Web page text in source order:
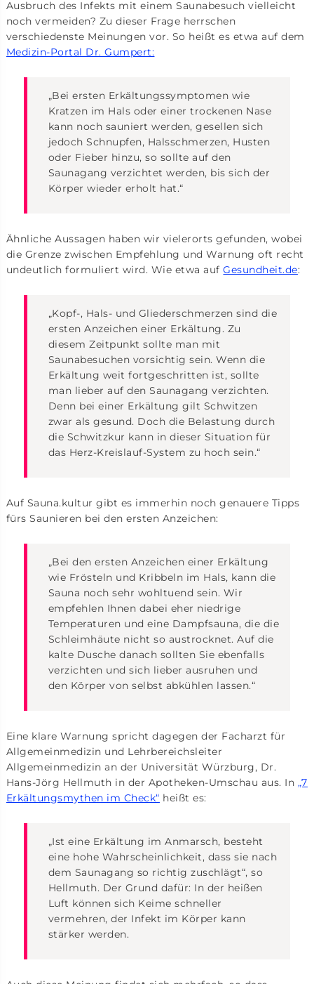
Ausbruch des Infekts mit einem Saunabesuch vielleicht
noch vermeiden? Zu dieser Frage herrschen
verschiedenste Meinungen vor. So heißt es etwa auf dem
Medizin-Portal Dr. Gumpert:
„Bei ersten Erkältungssymptomen wie
Kratzen im Hals oder einer trockenen Nase
kann noch sauniert werden, gesellen sich
jedoch Schnupfen, Halsschmerzen, Husten
oder Fieber hinzu, so sollte auf den
Saunagang verzichtet werden, bis sich der
Körper wieder erholt hat.“
Ähnliche Aussagen haben wir vielerorts gefunden, wobei
die Grenze zwischen Empfehlung und Warnung oft recht
undeutlich formuliert wird. Wie etwa aufGesundheit.de:
„Kopf-, Hals- und Gliederschmerzen sind die
ersten Anzeichen einer Erkältung. Zu
diesem Zeitpunkt sollte man mit
Saunabesuchen vorsichtig sein. Wenn die
Erkältung weit fortgeschritten ist, sollte
man lieber auf den Saunagang verzichten.
Denn bei einer Erkältung gilt Schwitzen
zwar als gesund. Doch die Belastung durch
die Schwitzkur kann in dieser Situation für
das Herz-Kreislauf-System zu hoch sein.“
Auf Sauna.kultur gibt es immerhin noch genauere Tipps
fürs Saunieren bei den ersten Anzeichen:
„Bei den ersten Anzeichen einer Erkältung
wie Frösteln und Kribbeln im Hals, kann die
Sauna noch sehr wohltuend sein. Wir
empfehlen Ihnen dabei eher niedrige
Temperaturen und eine Dampfsauna, die die
Schleimhäute nicht so austrocknet. Auf die
kalte Dusche danach sollten Sie ebenfalls
verzichten und sich lieber ausruhen und
den Körper von selbst abkühlen lassen.“
Eine klare Warnung spricht dagegen der Facharzt für
Allgemeinmedizin und Lehrbereichsleiter
Allgemeinmedizin an der Universität Würzburg, Dr.
Hans-Jörg Hellmuth in der Apotheken-Umschau aus. In „7
Erkältungsmythen im Check“ heißt es:
„Ist eine Erkältung im Anmarsch, besteht
eine hohe Wahrscheinlichkeit, dass sie nach
dem Saunagang so richtig zuschlägt“, so
Hellmuth. Der Grund dafür: In der heißen
Luft können sich Keime schneller
vermehren, der Infekt im Körper kann
stärker werden.